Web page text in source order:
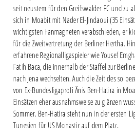
seit neustem für den Greifswalder FC und zu
sich in Moabit mit Nader El-Jindaoui (35
wichtigsten Fanmagneten verabschieden, er
für die Zweitvertretung der Berliner Hertha.
erfahrene Regionalligaspieler wie Yousef
Fatih Baca, die innerhalb der Staffel zur
nach Jena wechselten. Auch die Zeit des so
von Ex-Bundesligaprofi Änis Ben-Hatira in
Einsätzen eher ausnahmsweise zu glänzen
Sommer. Ben-Hatira steht nun in der ersten
Tunesien für US Monastir auf dem Platz.